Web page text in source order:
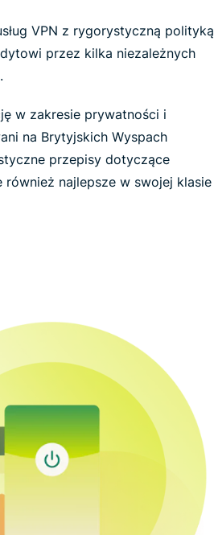
VPN z rygorystyczną polityką
przez kilka niezależnych
w zakresie prywatności i
na Brytyjskich Wyspach
przepisy dotyczące
najlepsze w swojej klasie